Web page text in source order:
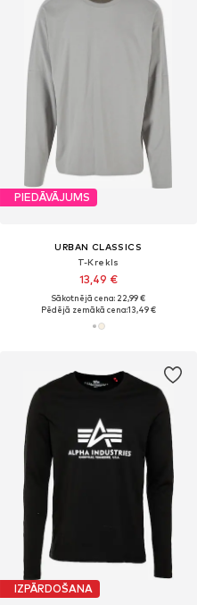
PIEDĀVĀJUMS
URBAN CLASSICS
T-Krekls
13,49 €
Sākotnējā cena: 22,99 €
Pēdējā zemākā cena:13,49 €
IZPĀRDOŠANA